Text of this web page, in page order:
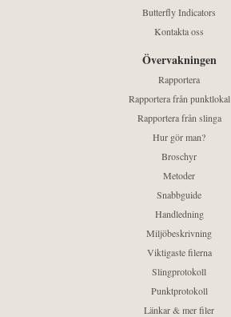
Butterfly Indicators
Kontakta oss
Övervakningen
Rapportera
Rapportera från punktlokal
Rapportera från slinga
Hur gör man?
Broschyr
Metoder
Snabbguide
Handledning
Miljöbeskrivning
Viktigaste filerna
Slingprotokoll
Punktprotokoll
Länkar & mer filer